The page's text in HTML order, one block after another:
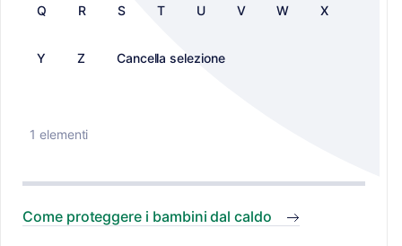
Q R S T U V W X
Y Z Cancella selezione
1 elementi
Come proteggere i bambini dal caldo